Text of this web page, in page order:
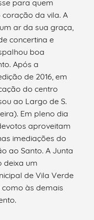
para quem
da vila. A
ar da sua graça,
concertina e
boa
Após a
de 2016, em
do centro
ao Largo de S.
Em pleno dia
aproveitam
imediações do
ao Santo. A Junta
deixa um
de Vila Verde
às demais